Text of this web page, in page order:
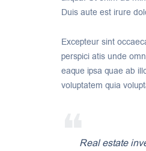
Duis aute est irure
Excepteur sint
perspici atis unde
eaque ipsa quae ab
voluptatem quia
Real estate